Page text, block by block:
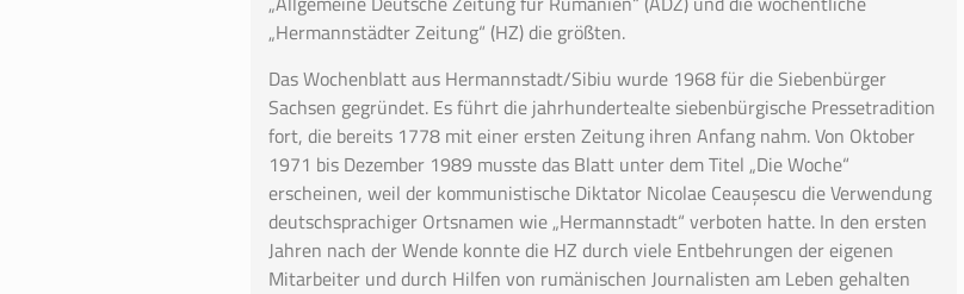
„Hermannstädter Zeitung“ (HZ) die größten.
Das Wochenblatt aus Hermannstadt/Sibiu wurde 1968 für die Siebenbürger
Sachsen gegründet. Es führt die jahrhundertealte siebenbürgische Pressetradition
fort, die bereits 1778 mit einer ersten Zeitung ihren Anfang nahm. Von Oktober
1971 bis Dezember 1989 musste das Blatt unter dem Titel „Die Woche“
erscheinen, weil der kommunistische Diktator Nicolae Ceaușescu die Verwendung
deutschsprachiger Ortsnamen wie „Hermannstadt“ verboten hatte. In den ersten
Jahren nach der Wende konnte die HZ durch viele Entbehrungen der eigenen
Mitarbeiter und durch Hilfen von rumänischen Journalisten am Leben gehalten